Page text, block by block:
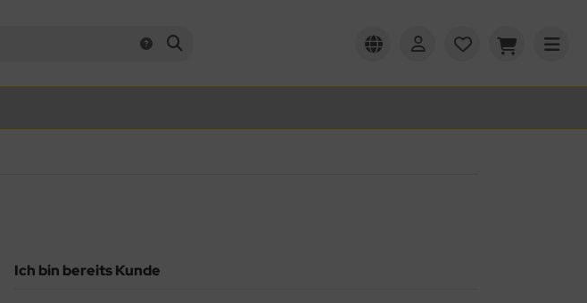
Ich bin bereits Kunde